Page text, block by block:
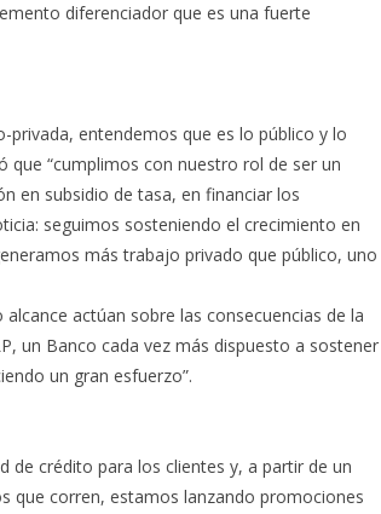
diferenciador que es una fuerte
privada, entendemos que es lo público y lo
que “cumplimos con nuestro rol de ser un
en subsidio de tasa, en financiar los
seguimos sosteniendo el crecimiento en
más trabajo privado que público, uno
actúan sobre las consecuencias de la
un Banco cada vez más dispuesto a sostener
un gran esfuerzo”.
de crédito para los clientes y, a partir de un
que corren, estamos lanzando promociones